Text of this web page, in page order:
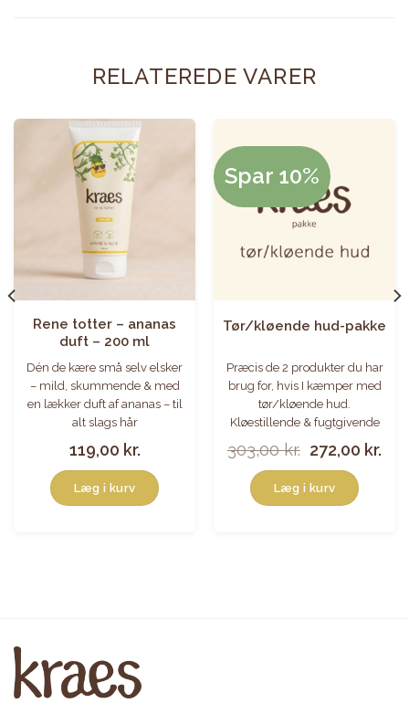
RELATEREDE VARER
Rene totter – ananas
duft – 200 ml
Dén de kære små selv elsker
– mild, skummende & med
en lækker duft af ananas – til
alt slags hår
119,00 kr.
Læg i kurv
Spar 10%
Tør/kløende hud-pakke
Præcis de 2 produkter du har
brug for, hvis I kæmper med
tør/kløende hud.
Kløestillende & fugtgivende
303,00kr. Den
pris
var:
272,00 kr.
Læg i kurv